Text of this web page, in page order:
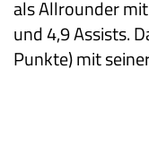
als Allrounder
und 4,9 Assists.
Punkte) mit